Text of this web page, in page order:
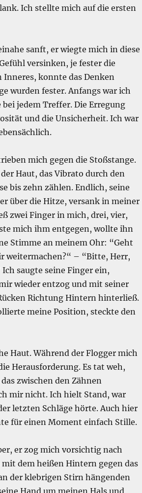
Ich stellte mich auf die ersten
sanft, er wiegte mich in diese
versinken, je fester die
Inneres, konnte das Denken
wurden fester. Anfangs war ich
jedem Treffer. Die Erregung
und die Unsicherheit. Ich war
mich gegen die Stoßstange.
Haut, das Vibrato durch den
bis zehn zählen. Endlich, seine
über die Hitze, versank in meiner
zwei Finger in mich, drei, vier,
mich ihm entgegen, wollte ihn
Stimme an meinem Ohr: “Geht
weitermachen?“ – “Bitte, Herr,
saugte seine Finger ein,
wieder entzog und mit seiner
Richtung Hintern hinterließ.
meine Position, steckte den
Haut. Während der Flogger mich
Herausforderung. Es tat weh,
zwischen den Zähnen
mir nicht. Ich hielt Stand, war
letzten Schläge hörte. Auch hier
für einen Moment einfach Stille.
er zog mich vorsichtig nach
dem heißen Hintern gegen das
der klebrigen Stirn hängenden